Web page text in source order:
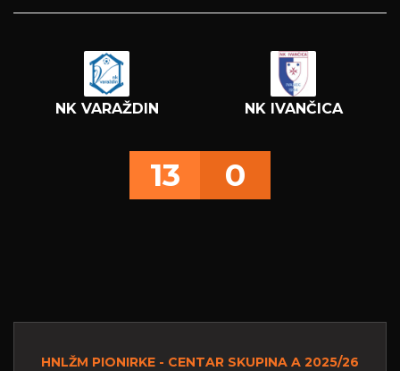
NK VARAŽDIN NK IVANČICA
13 0
HNLŽM PIONIRKE - CENTAR SKUPINA A 2025/26